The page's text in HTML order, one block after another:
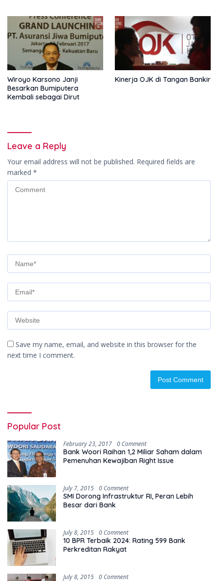
Wiroyo Karsono Janji
Besarkan Bumiputera
Kembali sebagai Dirut
Kinerja OJK di Tangan Bankir
Leave a Reply
Your email address will not be published. Required fields are
marked *
Save my name, email, and website in this browser for the
next time I comment.
Popular Post
February 23, 2017 0 Comment
Bank Woori Raihan 1,2 Miliar Saham dalam
Pemenuhan Kewajiban Right Issue
July 7, 2015 0 Comment
SMI Dorong Infrastruktur RI, Peran Lebih
Besar dari Bank
July 8, 2015 0 Comment
10 BPR Terbaik 2024: Rating 599 Bank
Perkreditan Rakyat
July 8, 2015 0 Comment